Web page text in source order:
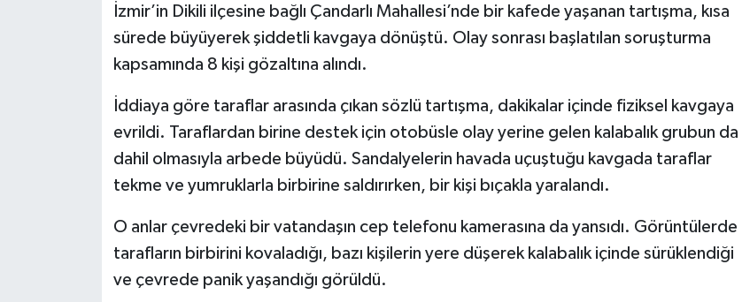
İzmir’in Dikili ilçesine bağlı Çandarlı Mahallesi’nde bir kafede yaşanan tartışma, kısa
sürede büyüyerek şiddetli kavgaya dönüştü. Olay sonrası başlatılan soruşturma
kapsamında 8 kişi gözaltına alındı.
İddiaya göre taraflar arasında çıkan sözlü tartışma, dakikalar içinde fiziksel kavgaya
evrildi. Taraflardan birine destek için otobüsle olay yerine gelen kalabalık grubun da
dahil olmasıyla arbede büyüdü. Sandalyelerin havada uçuştuğu kavgada taraflar
tekme ve yumruklarla birbirine saldırırken, bir kişi bıçakla yaralandı.
O anlar çevredeki bir vatandaşın cep telefonu kamerasına da yansıdı. Görüntülerde
tarafların birbirini kovaladığı, bazı kişilerin yere düşerek kalabalık içinde sürüklendiği
ve çevrede panik yaşandığı görüldü.